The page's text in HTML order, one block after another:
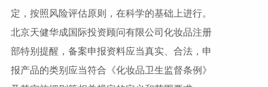
定，按照风险评估原则，在科学的基础上进行。
北京天健华成国际投资顾问有限公司化妆品注册
部特别提醒，备案申报资料应当真实、合法，申
报产品的类别应当符合《化妆品卫生监督条例》